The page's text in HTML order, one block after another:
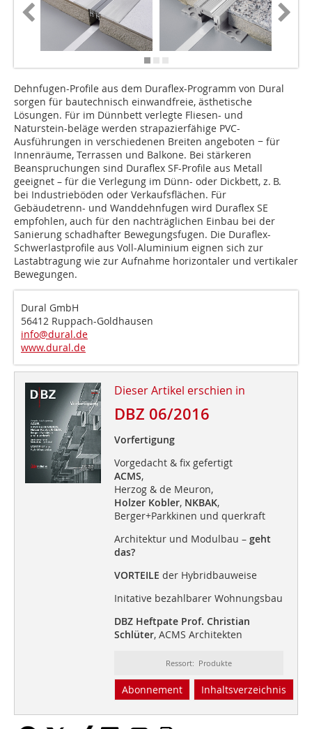
Dehnfugen-Profile aus dem Duraflex-Programm von Dural
sorgen für bautechnisch einwandfreie, ästhetische
Lösungen. Für im Dünnbett verlegte Fliesen- und
Naturstein-beläge werden strapazierfähige PVC-
Ausführungen in verschiedenen Breiten angeboten − für
Innenräume, Terrassen und Balkone. Bei stärkeren
Beanspruchungen sind Duraflex SF-Profile aus Metall
geeignet – für die Verlegung im Dünn- oder Dickbett, z. B.
bei Industrieböden oder Verkaufsflächen. Für
Gebäudetrenn- und Wanddehnfugen wird Duraflex SE
empfohlen, auch für den nachträglichen Einbau bei der
Sanierung schadhafter Bewegungsfugen. Die Duraflex-
Schwerlastprofile aus Voll-Aluminium eignen sich zur
Lastabtragung wie zur Aufnahme horizontaler und vertikaler
Bewegungen.
Dural GmbH
56412 Ruppach-Goldhausen
info@dural.de
www.dural.de
Dieser Artikel erschien in
DBZ 06/2016
Vorfertigung
Vorgedacht & fix gefertigt
ACMS,
Herzog & de Meuron,
Holzer Kobler, NKBAK,
Berger+Parkkinen und querkraft
Architektur und Modulbau – geht
das?
VORTEILE der Hybridbauweise
Initative bezahlbarer Wohnungsbau
DBZ Heftpate Prof. Christian
Schlüter, ACMS Architekten
Ressort: Produkte
Abonnement Inhaltsverzeichnis